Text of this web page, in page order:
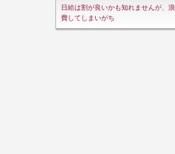
日給は割が良いかも知れませんが、浪
費してしまいがち